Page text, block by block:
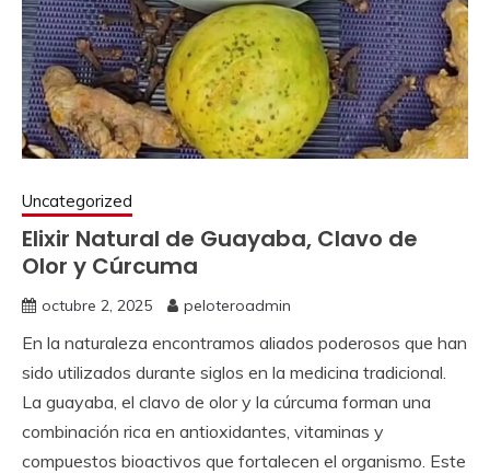
Uncategorized
Elixir Natural de Guayaba, Clavo de
Olor y Cúrcuma
octubre 2, 2025 peloteroadmin
En la naturaleza encontramos aliados poderosos que han
sido utilizados durante siglos en la medicina tradicional.
La guayaba, el clavo de olor y la cúrcuma forman una
combinación rica en antioxidantes, vitaminas y
compuestos bioactivos que fortalecen el organismo. Este